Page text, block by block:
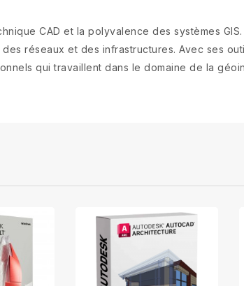
CAD et la polyvalence des systèmes
réseaux et des infrastructures. Avec ses
qui travaillent dans le domaine de la